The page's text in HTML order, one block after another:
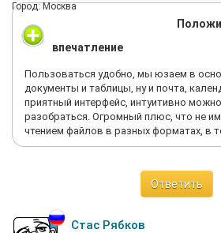
Город: Москва
впечатление
Пользоваться удобно, мы юзаем в
документы и таблицы, ну и почта,
приятный интерфейс, интуитивно
разобраться. Огромный плюс, что не
чтением файлов в разных форматах, в
Ответить
Стас Рябков